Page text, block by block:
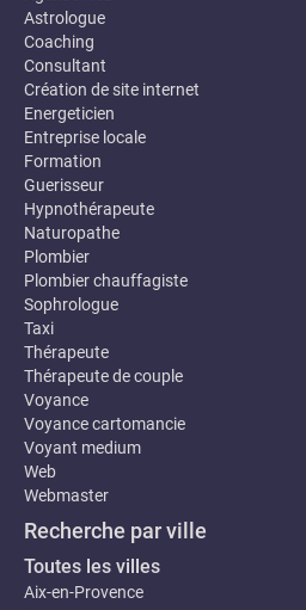
Astrologue
Coaching
Consultant
Création de site internet
Energeticien
Entreprise locale
Formation
Guerisseur
Hypnothérapeute
Naturopathe
Plombier
Plombier chauffagiste
Sophrologue
Taxi
Thérapeute
Thérapeute de couple
Voyance
Voyance cartomancie
Voyant medium
Web
Webmaster
Recherche par ville
Toutes les villes
Aix-en-Provence